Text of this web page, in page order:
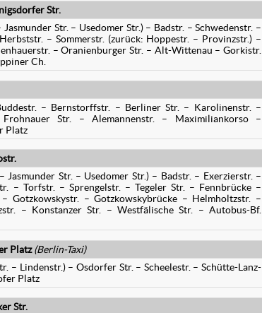
Str.
Str. – Usedomer Str.) – Badstr. – Schwedenstr. –
– Sommerstr. (zurück: Hoppestr. – Provinzstr.) –
– Oranienburger Str. – Alt-Wittenau – Gorkistr.
Ch.
– Bernstorffstr. – Berliner Str. – Karolinenstr. –
Str. – Alemannenstr. – Maximiliankorso –
Platz
Str. – Usedomer Str.) – Badstr. – Exerzierstr. –
– Torfstr. – Sprengelstr. – Tegeler Str. – Fennbrücke –
Gotzkowskystr. – Gotzkowskybrücke – Helmholtzstr. –
– Konstanzer Str. – Westfälische Str. – Autobus-Bf.
Platz(Berlin-Taxi)
– Lindenstr.) – Osdorfer Str. – Scheelestr. – Schütte-Lanz-
Platz
Str.